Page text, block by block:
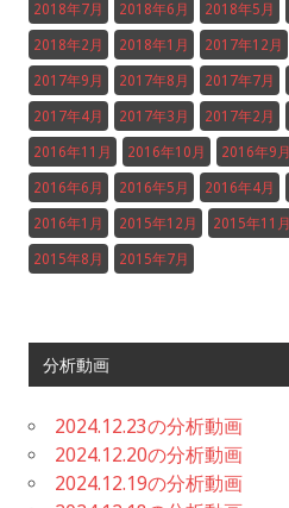
2018年7月 2018年6月 2018年5月
2018年2月 2018年1月 2017年12月
2017年9月 2017年8月 2017年7月
2017年4月 2017年3月 2017年2月
2016年11月 2016年10月 2016年9月
2016年6月 2016年5月 2016年4月
2016年1月 2015年12月 2015年11月
2015年8月 2015年7月
分析動画
2024.12.23の分析動画
2024.12.20の分析動画
2024.12.19の分析動画